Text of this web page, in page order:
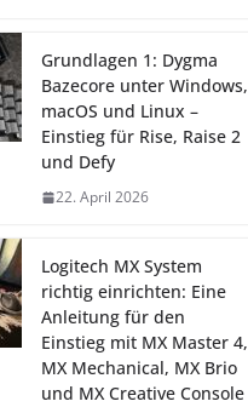
Grundlagen 1: Dygma
Bazecore unter Windows,
macOS und Linux –
Einstieg für Rise, Raise 2
und Defy
22. April 2026
Logitech MX System
richtig einrichten: Eine
Anleitung für den
Einstieg mit MX Master 4,
MX Mechanical, MX Brio
und MX Creative Console